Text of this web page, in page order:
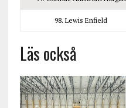
98. Lewis Enfield
Läs också